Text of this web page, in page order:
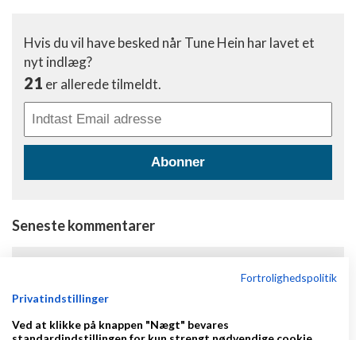
Hvis du vil have besked når Tune Hein har lavet et
nyt indlæg?
21 er allerede tilmeldt.
Abonner
Seneste kommentarer
mariahkommenterede
Fortrolighedspolitik
Privatindstillinger
Ved at klikke på knappen "Nægt" bevares